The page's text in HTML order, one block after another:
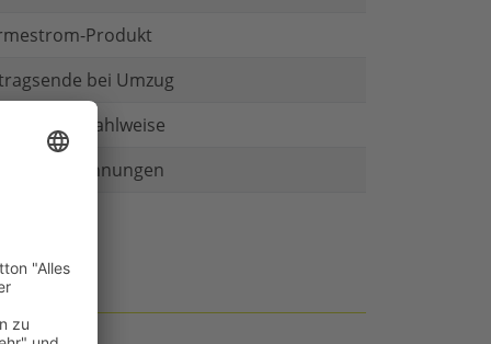
Produkt
bei Umzug
als eine Zahlweise
Rechnungen